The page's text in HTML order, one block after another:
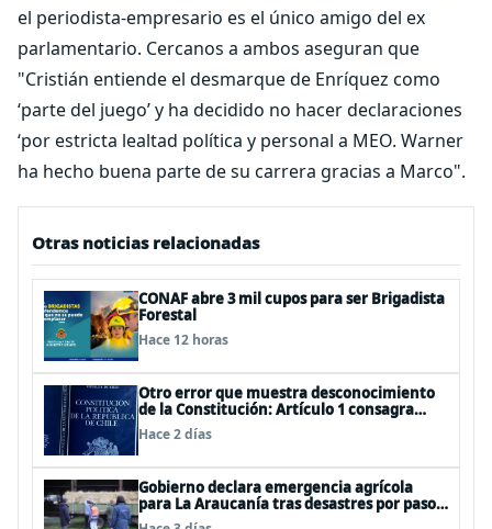
el periodista-empresario es el único amigo del ex
parlamentario. Cercanos a ambos aseguran que
"Cristián entiende el desmarque de Enríquez como
‘parte del juego’ y ha decidido no hacer declaraciones
‘por estricta lealtad política y personal a MEO. Warner
ha hecho buena parte de su carrera gracias a Marco".
Otras noticias relacionadas
CONAF abre 3 mil cupos para ser Brigadista
Forestal
Hace 12 horas
Otro error que muestra desconocimiento
de la Constitución: Artículo 1 consagra
resguardar la seguridad nacional y
proteger a los ciudadanos
Hace 2 días
Gobierno declara emergencia agrícola
para La Araucanía tras desastres por pasos
de sistemas frontales